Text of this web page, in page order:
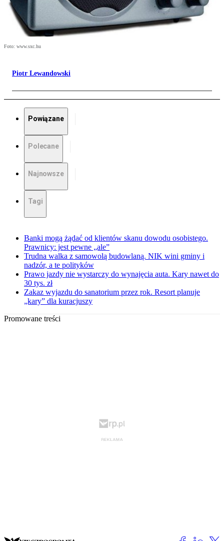
Foto: www.sxc.hu
Piotr Lewandowski
Powiązane
Polecane
Najnowsze
Tagi
Banki mogą żądać od klientów skanu dowodu osobistego.
Prawnicy: jest pewne „ale”
Trudna walka z samowolą budowlaną. NIK wini gminy i
nadzór, a te polityków
Prawo jazdy nie wystarczy do wynajęcia auta. Kary nawet do
30 tys. zł
Zakaz wyjazdu do sanatorium przez rok. Resort planuje
„kary” dla kuracjuszy
Promowane treści